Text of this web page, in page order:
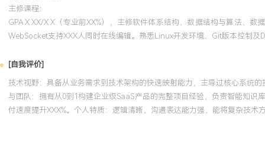
主修课程：
GPA X.XX/X.X（专业前XX%），主修软件体系结构、数据结构与算法、
WebSocket支持XXX人同时在线编辑。熟悉Linux开发环境、Git版本控制
[自我评价]
技术视野：具备从业务需求到技术架构的快速映射能力，主导过核心系统
与团队：拥有从0到1构建企业级SaaS产品的完整项目经验，负责智能知
付速度提升XXX%。个人特质：逻辑清晰，沟通表达能力强，能将复杂技